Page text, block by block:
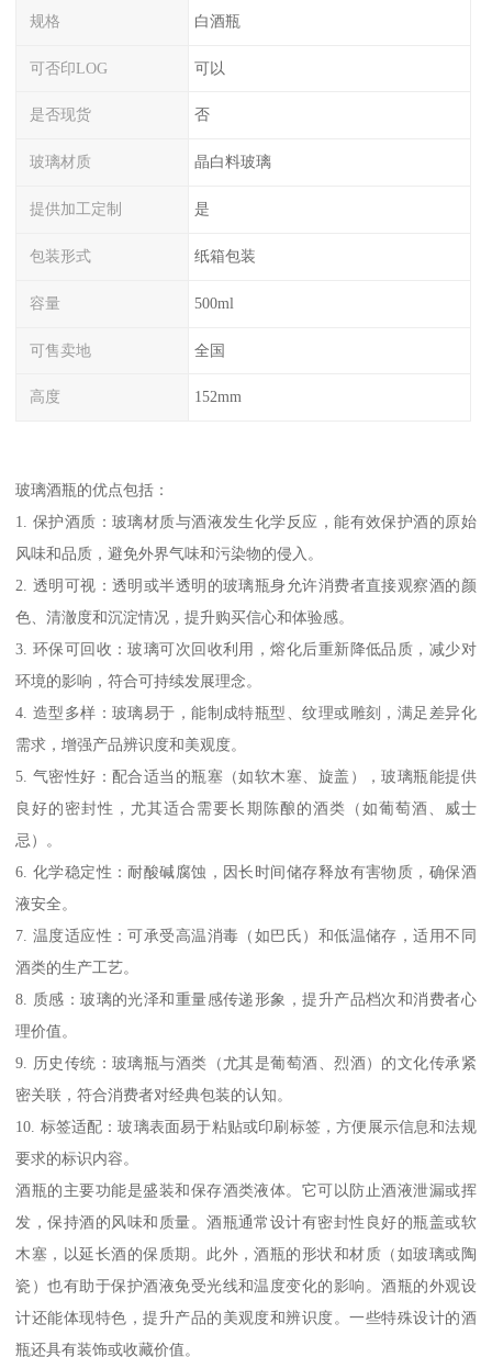
规格 白酒瓶
可否印LOG 可以
是否现货 否
玻璃材质 晶白料玻璃
提供加工定制 是
包装形式 纸箱包装
容量 500ml
可售卖地 全国
高度 152mm
玻璃酒瓶的优点包括：
1. 保护酒质：玻璃材质与酒液发生化学反应，能有效保护酒的原始
风味和品质，避免外界气味和污染物的侵入。
2. 透明可视：透明或半透明的玻璃瓶身允许消费者直接观察酒的颜
色、清澈度和沉淀情况，提升购买信心和体验感。
3. 环保可回收：玻璃可次回收利用，熔化后重新降低品质，减少对
环境的影响，符合可持续发展理念。
4. 造型多样：玻璃易于，能制成特瓶型、纹理或雕刻，满足差异化
需求，增强产品辨识度和美观度。
5. 气密性好：配合适当的瓶塞（如软木塞、旋盖），玻璃瓶能提供
良好的密封性，尤其适合需要长期陈酿的酒类（如葡萄酒、威士
忌）。
6. 化学稳定性：耐酸碱腐蚀，因长时间储存释放有害物质，确保酒
液安全。
7. 温度适应性：可承受高温消毒（如巴氏）和低温储存，适用不同
酒类的生产工艺。
8. 质感：玻璃的光泽和重量感传递形象，提升产品档次和消费者心
理价值。
9. 历史传统：玻璃瓶与酒类（尤其是葡萄酒、烈酒）的文化传承紧
密关联，符合消费者对经典包装的认知。
10. 标签适配：玻璃表面易于粘贴或印刷标签，方便展示信息和法规
要求的标识内容。
酒瓶的主要功能是盛装和保存酒类液体。它可以防止酒液泄漏或挥
发，保持酒的风味和质量。酒瓶通常设计有密封性良好的瓶盖或软
木塞，以延长酒的保质期。此外，酒瓶的形状和材质（如玻璃或陶
瓷）也有助于保护酒液免受光线和温度变化的影响。酒瓶的外观设
计还能体现特色，提升产品的美观度和辨识度。一些特殊设计的酒
瓶还具有装饰或收藏价值。